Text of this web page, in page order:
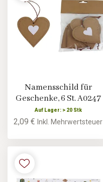
Namensschild für
Geschenke, 6 St. A0247
Auf Lager: > 20 Stk
2,09 €Inkl. Mehrwertsteuer